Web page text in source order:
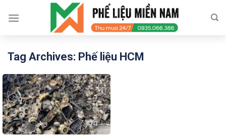
Tag Archives: Phế liệu HCM